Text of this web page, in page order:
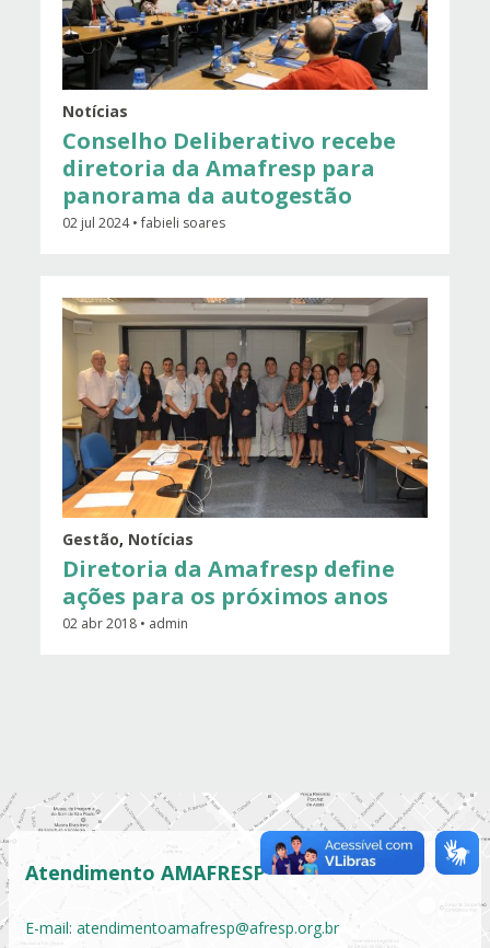
Notícias
Conselho Deliberativo recebe
diretoria da Amafresp para
panorama da autogestão
02 jul 2024 • fabieli soares
Gestão, Notícias
Diretoria da Amafresp define
ações para os próximos anos
02 abr 2018 • admin
Atendimento AMAFRESP
E-mail: atendimentoamafresp@afresp.org.br